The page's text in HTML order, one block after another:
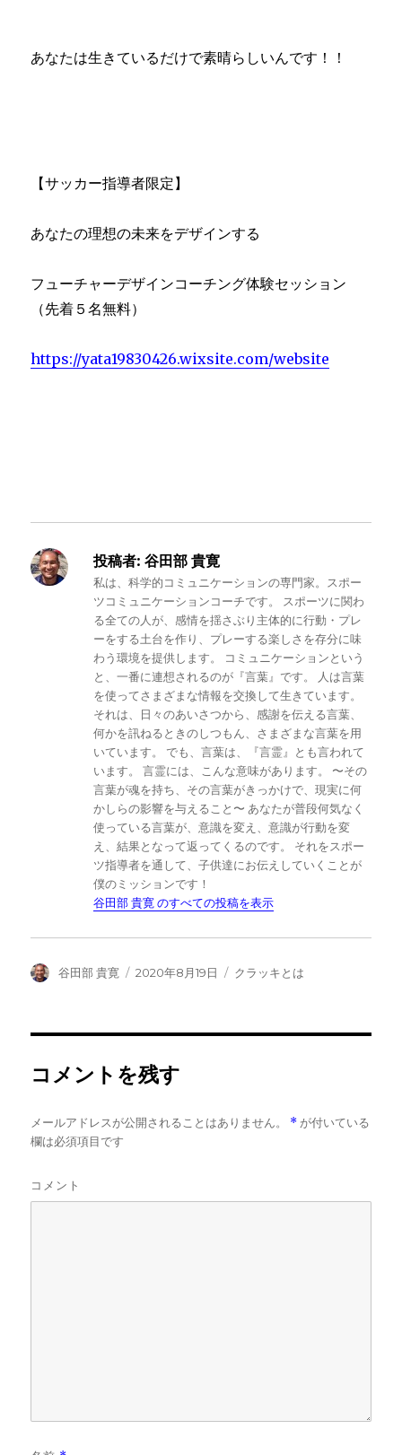
あなたは生きているだけで素晴らしいんです！！
【サッカー指導者限定】
あなたの理想の未来をデザインする
フューチャーデザインコーチング体験セッション
（先着５名無料）
https://yata19830426.wixsite.com/website
投稿者: 谷田部 貴寛
私は、科学的コミュニケーションの専門家。スポー
ツコミュニケーションコーチです。 スポーツに関わ
る全ての人が、感情を揺さぶり主体的に行動・プレ
ーをする土台を作り、プレーする楽しさを存分に味
わう環境を提供します。 コミュニケーションという
と、一番に連想されるのが『言葉』です。 人は言葉
を使ってさまざまな情報を交換して生きています。
それは、日々のあいさつから、感謝を伝える言葉、
何かを訊ねるときのしつもん、さまざまな言葉を用
いています。 でも、言葉は、『言霊』とも言われて
います。 言霊には、こんな意味があります。 〜その
言葉が魂を持ち、その言葉がきっかけで、現実に何
かしらの影響を与えること〜 あなたが普段何気なく
使っている言葉が、意識を変え、意識が行動を変
え、結果となって返ってくるのです。 それをスポー
ツ指導者を通して、子供達にお伝えしていくことが
僕のミッションです！
谷田部 貴寛 のすべての投稿を表示
投
谷田部 貴寛
投
2020年8月19日
カ
クラッキとは
コメントを残す
メールアドレスが公開されることはありません。 * が付いている
欄は必須項目です
コメント